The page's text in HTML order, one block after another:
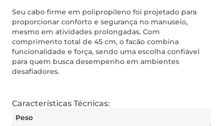
Seu cabo firme em polipropileno foi projetado para
proporcionar conforto e segurança no manuseio,
mesmo em atividades prolongadas. Com
comprimento total de 45 cm, o facão combina
funcionalidade e força, sendo uma escolha confiável
para quem busca desempenho em ambientes
desafiadores.
Características Técnicas:
Peso